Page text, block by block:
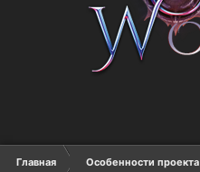
Главная Особенности проекта